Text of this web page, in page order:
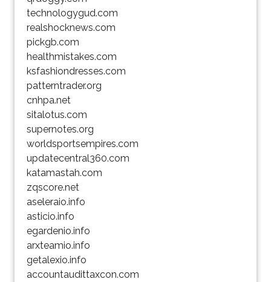
technologygud.com
realshocknews.com
pickgb.com
healthmistakes.com
ksfashiondresses.com
patterntrader.org
cnhpa.net
sitalotus.com
supernotes.org
worldsportsempires.com
updatecentral360.com
katamastah.com
zqscore.net
aseleraio.info
asticio.info
egardenio.info
arxteamio.info
getalexio.info
accountaudittaxcon.com